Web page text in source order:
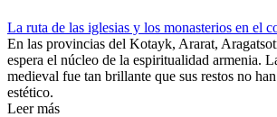
La ruta de las iglesias y los monasterios en el
En las provincias del Kotayk, Ararat,
espera el núcleo de la espiritualidad armenia.
medieval fue tan brillante que sus restos no
estético.
Leer más